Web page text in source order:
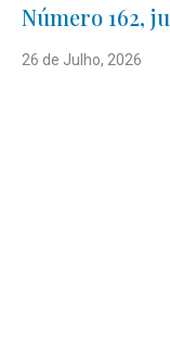
Número 162,
26 de Julho, 2026